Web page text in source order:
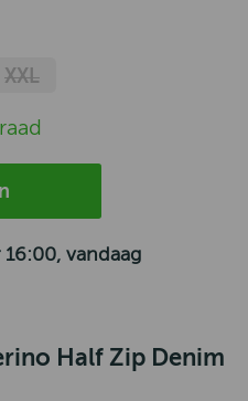
XXL
vandaag
Half Zip Denim